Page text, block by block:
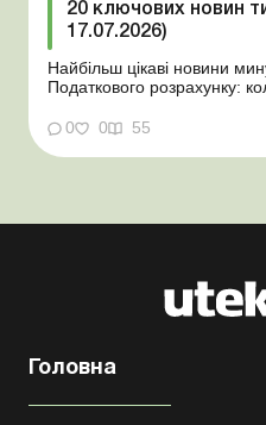
20 ключових новин
17.07.2026)
Найбільш цікаві новини
Податкового розрахунку:
відстрочки від призову під
Кабмін утворив
0 0 55
Головна